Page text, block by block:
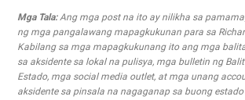
Mga Tala:Ang mga post na ito ay nilikha sa
ng mga pangalawang mapagkukunan para sa
Kabilang sa mga mapagkukunang ito ang mga
sa aksidente sa lokal na pulisya, mga bulletin ng
Estado, mga social media outlet, at mga unang
aksidente sa pinsala na nagaganap sa buong